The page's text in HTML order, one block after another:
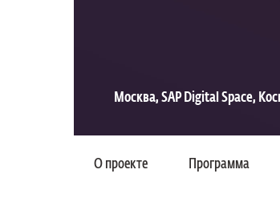
Москва, SAP Digital Space,
О проекте Программа